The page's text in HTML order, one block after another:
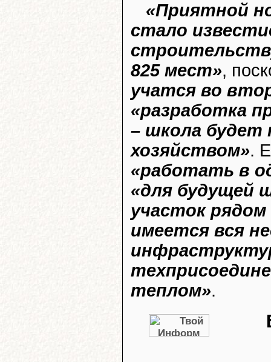
«Приятной
стало
825 мест»,
учатся во
«разработка
– школа
хозяйством».
«работать в
«для будущей
участок
имеется вся
теплом».